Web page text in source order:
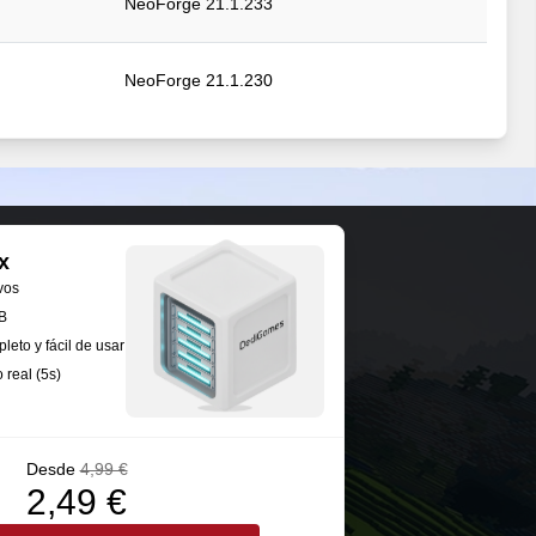
NeoForge 21.1.230
NeoForge 21.1.228
NeoForge 21.1.228
y fácil de usar
real (5s)
Desde 4,99 €
2,49 €